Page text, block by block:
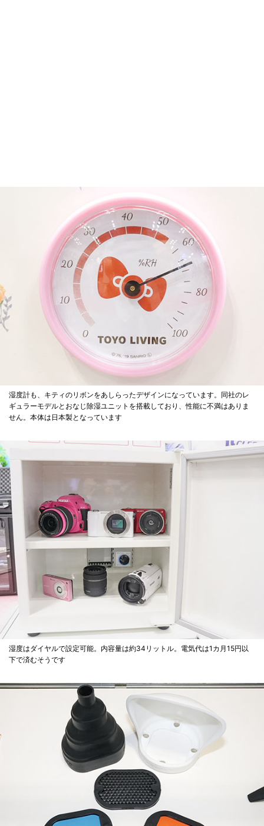
湿度計も、キティのリボンをあしらったデザインになっています。同社のレ
ギュラーモデルとおなじ除湿ユニットを搭載しており、性能に不満はありま
せん。本体は日本製となっています
湿度はダイヤルで設定可能。内容量は約34リットル。電気代は1カ月15円以
下で済むそうです